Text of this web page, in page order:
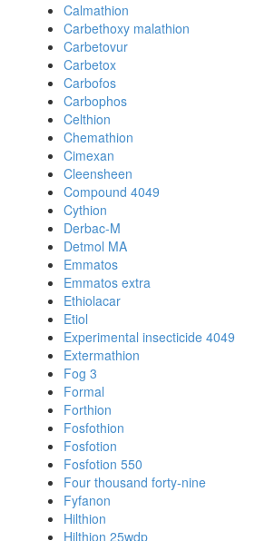
Calmathion
Carbethoxy malathion
Carbetovur
Carbetox
Carbofos
Carbophos
Celthion
Chemathion
Cimexan
Cleensheen
Compound 4049
Cythion
Derbac-M
Detmol MA
Emmatos
Emmatos extra
Ethiolacar
Etiol
Experimental insecticide 4049
Extermathion
Fog 3
Formal
Forthion
Fosfothion
Fosfotion
Fosfotion 550
Four thousand forty-nine
Fyfanon
Hilthion
Hilthion 25wdp